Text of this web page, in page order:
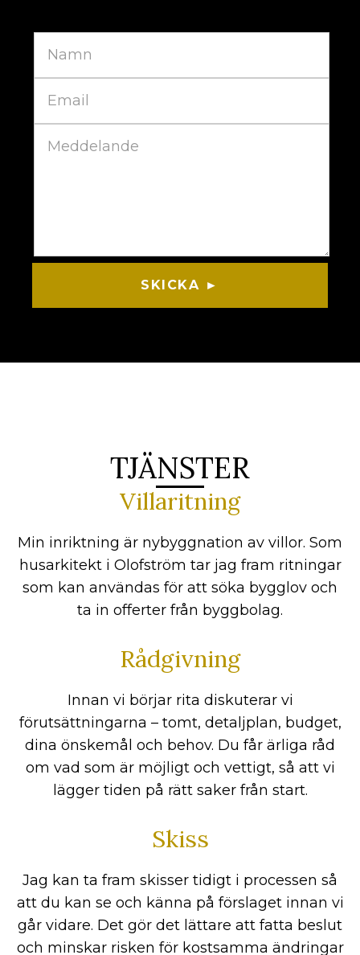
SKICKA ►
TJÄNSTER
Villaritning
Min inriktning är nybyggnation av villor. Som
husarkitekt i Olofström tar jag fram ritningar
som kan användas för att söka bygglov och
ta in offerter från byggbolag.
Rådgivning
Innan vi börjar rita diskuterar vi
förutsättningarna – tomt, detaljplan, budget,
dina önskemål och behov. Du får ärliga råd
om vad som är möjligt och vettigt, så att vi
lägger tiden på rätt saker från start.
Skiss
Jag kan ta fram skisser tidigt i processen så
att du kan se och känna på förslaget innan vi
går vidare. Det gör det lättare att fatta beslut
och minskar risken för kostsamma ändringar